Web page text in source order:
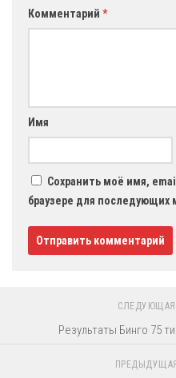
Комментарий *
Имя
Сохранить моё имя,
браузере для последующих
СЛЕДУЮЩАЯ
Результаты Бинго 75